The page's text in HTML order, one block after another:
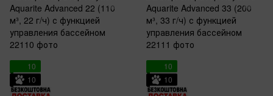
10
10
10
10